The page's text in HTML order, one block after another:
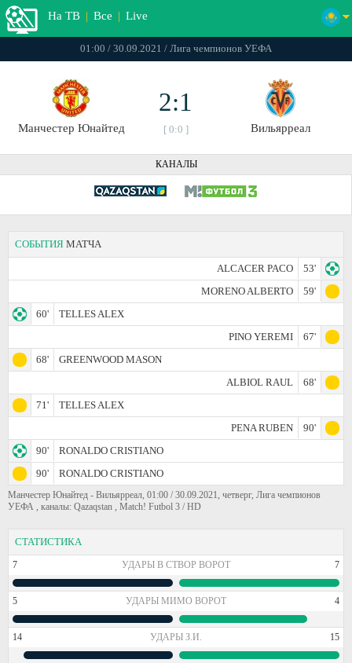
На ТВ | Все | Live
01:00 / 30.09.2021 / Лига чемпионов УЕФА
Манчестер Юнайтед
2:1
[ 0:0 ] Вильярреал
КАНАЛЫ
СОБЫТИЯ МАТЧА
ALCACER PACO
53'
MORENO ALBERTO
59'
60'
TELLES ALEX
PINO YEREMI
67'
68'
GREENWOOD MASON
ALBIOL RAUL
68'
71'
TELLES ALEX
PENA RUBEN
90'
90'
RONALDO CRISTIANO
90'
RONALDO CRISTIANO
Манчестер Юнайтед - Вильярреал, 01:00 / 30.09.2021, четверг, Лига чемпионов
УЕФА , каналы: Qazaqstan , Match! Futbol 3 / HD
СТАТИСТИКА
7 УДАРЫ В СТВОР ВОРОТ 7
5 УДАРЫ МИМО ВОРОТ 4
14 УДАРЫ З.И. 15